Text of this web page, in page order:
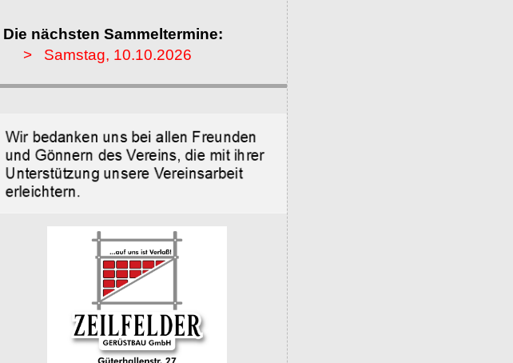
Die nächsten Sammeltermine:
> Samstag, 10.10.2026